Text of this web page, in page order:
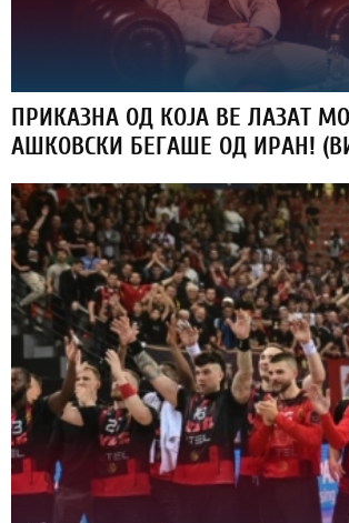
ПРИКАЗНА ОД КОЈА ВЕ ЛАЗАТ
АШКОВСКИ БЕГАШЕ ОД ИРАН!